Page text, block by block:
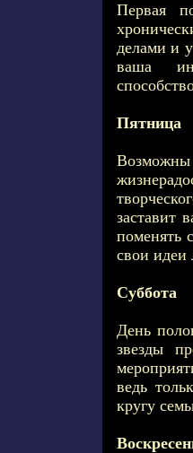
Первая
делами и
ваша
Пятница
заставит
поменять
свои идеи
Суббота
День
звезды
ведь
кругу